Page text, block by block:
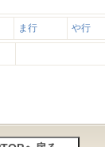
ま行 や行